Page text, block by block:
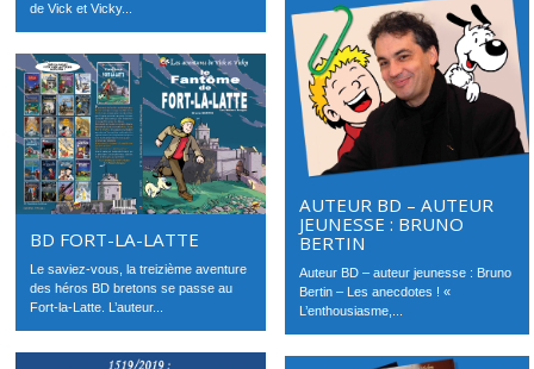
de Vick et Vicky...
AUTEUR BD – AUTEUR
JEUNESSE : BRUNO
BERTIN
Auteur BD – auteur jeunesse : Bruno
Bertin – Les anecdotes ! «
L’enthousiasme,...
BD FORT-LA-LATTE
Le saviez-vous, la treizième aventure
des héros BD bretons se passe au
Fort-la-Latte. L’auteur...